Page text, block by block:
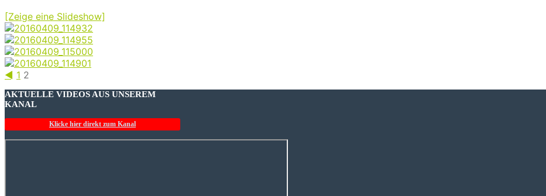
[Zeige eine Slideshow]
◄ 1 2
AKTUELLE VIDEOS AUS UNSEREM
KANAL
Klicke hier direkt zum Kanal